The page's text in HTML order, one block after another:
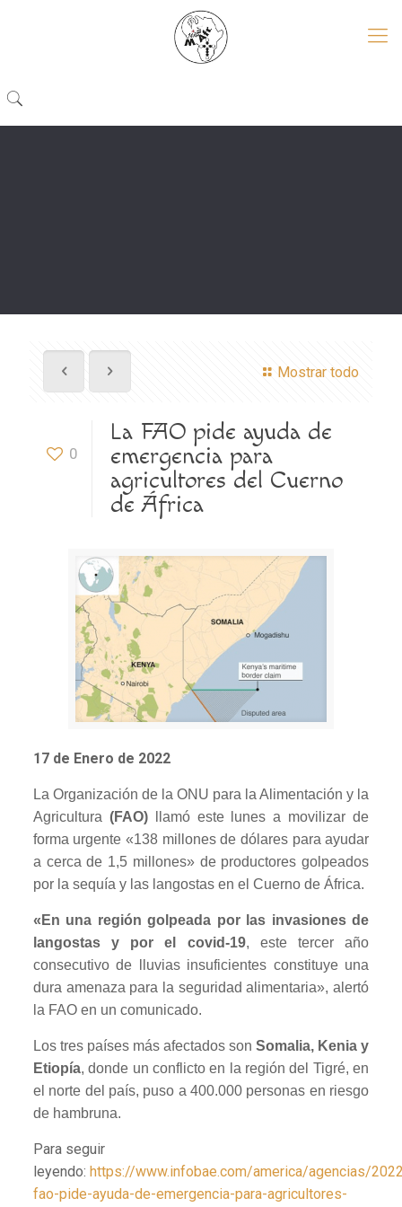
Mostrar todo
0
La FAO pide ayuda de
emergencia para
agricultores del Cuerno
de África
17 de Enero de 2022
La Organización de la ONU para la Alimentación y la
Agricultura (FAO)llamó este lunes a movilizar de
forma urgente «138 millones de dólares para ayudar
a cerca de 1,5 millones» de productores golpeados
por la sequía y las langostas en el Cuerno de África.
«En una región golpeada por las invasiones de
langostas y por el covid-19, este tercer año
consecutivo de lluvias insuficientes constituye una
dura amenaza para la seguridad alimentaria», alertó
la FAO en un comunicado.
Los tres países más afectados sonSomalia, Kenia y
Etiopía, donde un conflicto en la región del Tigré, en
el norte del país, puso a 400.000 personas en riesgo
de hambruna.
Para seguir
leyendo: https://www.infobae.com/america/agencias/
fao-pide-ayuda-de-emergencia-para-agricultores-